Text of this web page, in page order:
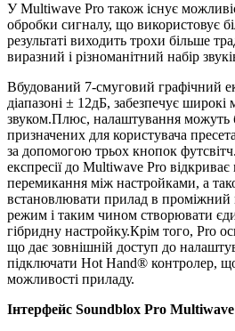
У Multiwave Pro також існує
обробки сигналу, що використовує
результаті виходить трохи більше
виразний і різноманітний набір
Вбудований 7-смуговий графічний
діапазоні ± 12дБ, забезпечує
звуком.Плюс, налаштування можуть
призначених для користувача
за допомогою трьох кнопок
експресії до Multiwave Pro
перемикання між настройками, а
встановлювати прилад в проміжний
режим і таким чином створювати
гібридну настройку.Крім того, Pro
що дає зовнішній доступ до
підключати Hot Hand® контролер,
можливості приладу.
Інтерфейс Soundblox Pro